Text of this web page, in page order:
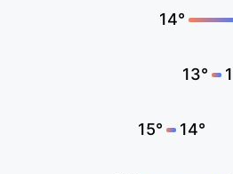
14°
13°
15° 14°